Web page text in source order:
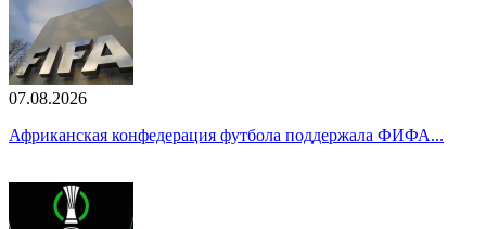
07.08.2026
Африканская конфедерация футбола поддержала ФИФА...